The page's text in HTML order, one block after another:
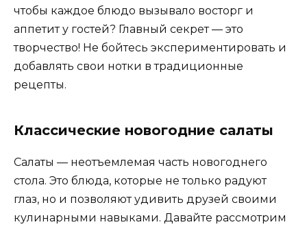
чтобы каждое блюдо вызывало восторг и
аппетит у гостей? Главный секрет — это
творчество! Не бойтесь экспериментировать и
добавлять свои нотки в традиционные
рецепты.
Классические новогодние салаты
Салаты — неотъемлемая часть новогоднего
стола. Это блюда, которые не только радуют
глаз, но и позволяют удивить друзей своими
кулинарными навыками. Давайте рассмотрим